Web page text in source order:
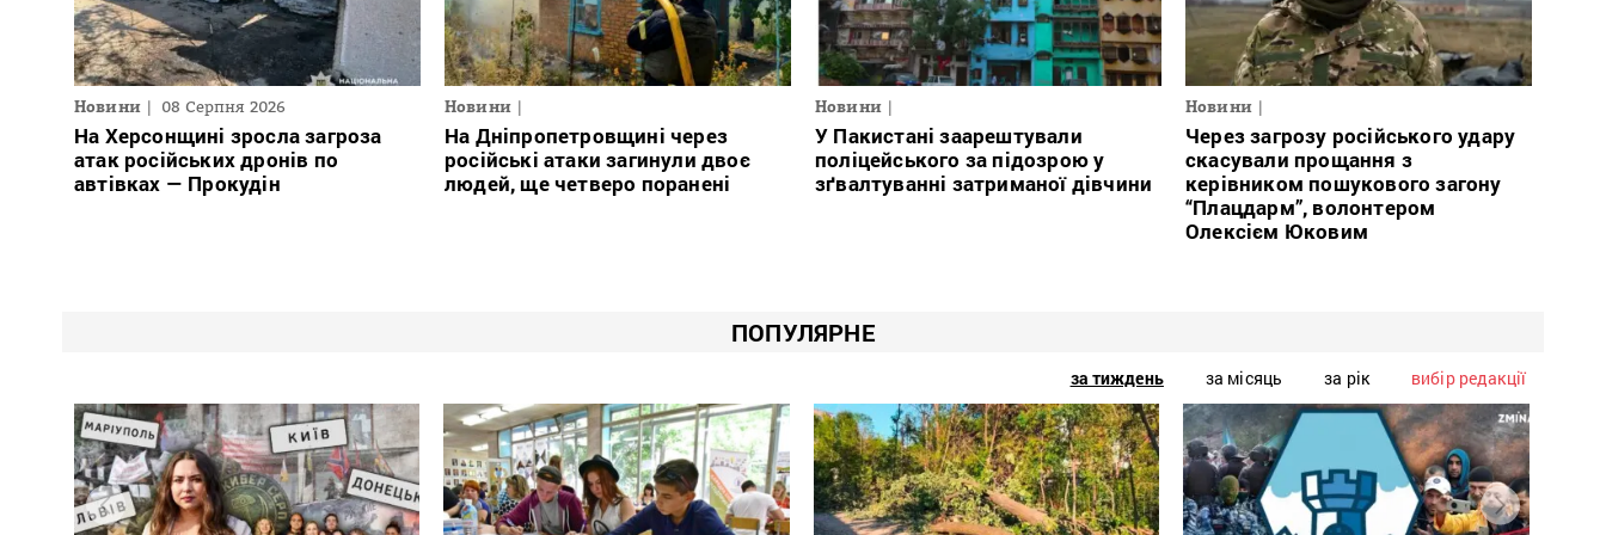
Новини 08 Серпня 2026
На Херсонщині зросла загроза
атак російських дронів по
автівках — Прокудін
Новини
На Дніпропетровщині через
російські атаки загинули двоє
людей, ще четверо поранені
Новини
У Пакистані заарештували
поліцейського за підозрою у
зґвалтуванні затриманої дівчини
Новини
Через загрозу російського удару
скасували прощання з
керівником пошукового загону
“Плацдарм”, волонтером
Олексієм Юковим
ПОПУЛЯРНЕ
за тиждень за місяць за рік вибір редакції